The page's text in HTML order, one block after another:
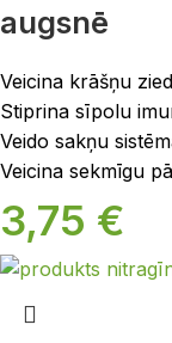
augsnē
Veicina krāšņu
Stiprina sīpolu
Veido sakņu
Veicina sekmīgu
3,75 €